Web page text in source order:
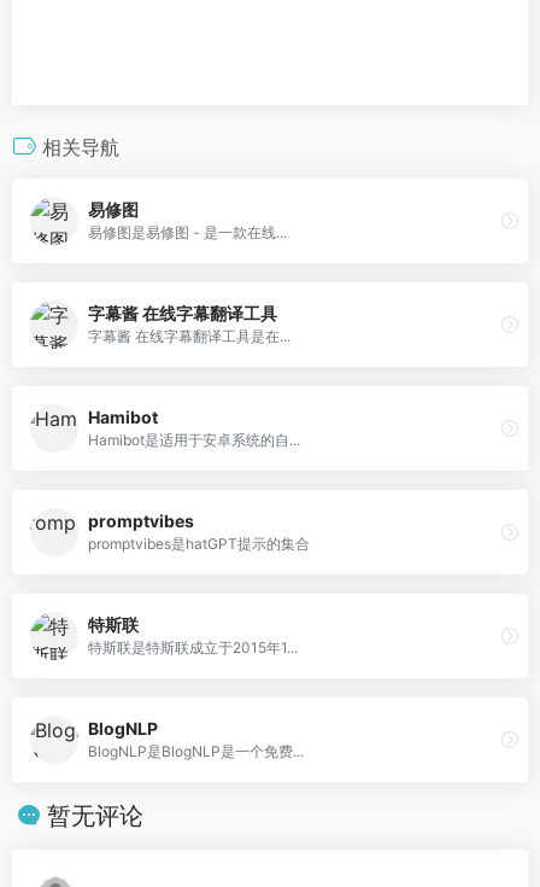
相关导航
易修图
易修图是易修图 - 是一款在线...
字幕酱 在线字幕翻译工具
字幕酱 在线字幕翻译工具是在...
Hamibot
Hamibot是适用于安卓系统的自...
promptvibes
promptvibes是hatGPT提示的集合
特斯联
特斯联是特斯联成立于2015年1...
BlogNLP
BlogNLP是BlogNLP是一个免费...
暂无评论